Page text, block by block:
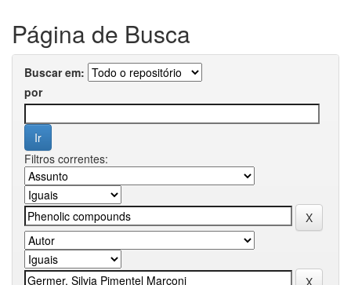
Página de Busca
Buscar em:
por
Filtros correntes: